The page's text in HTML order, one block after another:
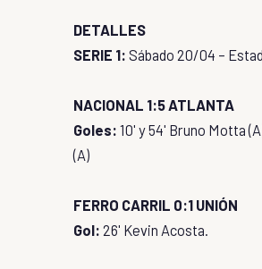
DETALLES
SERIE 1: Sábado 20/04 –
NACIONAL 1:5 ATLANTA
Goles: 10' y 54' Bruno Motta
(A)
FERRO CARRIL 0:1 UNIÓN
Gol: 26' Kevin Acosta.